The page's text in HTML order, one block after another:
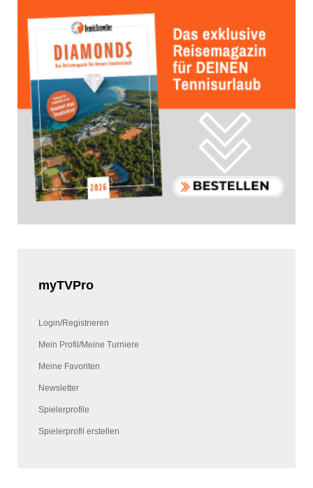
myTVPro
Login/Registrieren
Mein Profil/Meine Turniere
Meine Favoriten
Newsletter
Spielerprofile
Spielerprofil erstellen